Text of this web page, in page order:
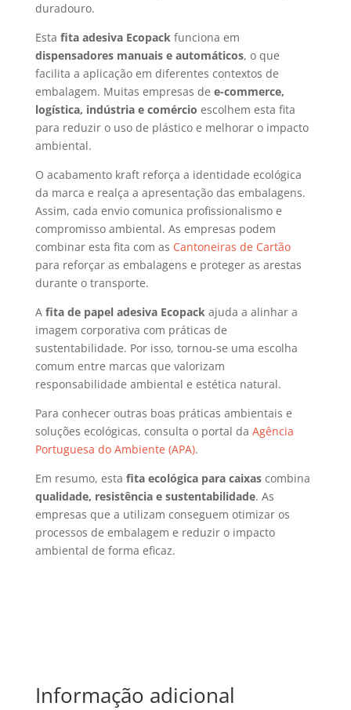
duradouro.
Esta fita adesiva Ecopackfunciona em
dispensadores manuais e automáticos, o que
facilita a aplicação em diferentes contextos de
embalagem. Muitas empresas de e-commerce,
logística, indústria e comércio escolhem esta fita
para reduzir o uso de plástico e melhorar o impacto
ambiental.
O acabamento kraft reforça a identidade ecológica
da marca e realça a apresentação das embalagens.
Assim, cada envio comunica profissionalismo e
compromisso ambiental. As empresas podem
combinar esta fita com as Cantoneiras de Cartão
para reforçar as embalagens e proteger as arestas
durante o transporte.
A fita de papel adesiva Ecopackajuda a alinhar a
imagem corporativa com práticas de
sustentabilidade. Por isso, tornou-se uma escolha
comum entre marcas que valorizam
responsabilidade ambiental e estética natural.
Para conhecer outras boas práticas ambientais e
soluções ecológicas, consulta o portal da Agência
Portuguesa do Ambiente (APA).
Em resumo, esta fita ecológica para caixascombina
qualidade, resistência e sustentabilidade. As
empresas que a utilizam conseguem otimizar os
processos de embalagem e reduzir o impacto
ambiental de forma eficaz.
Informação adicional